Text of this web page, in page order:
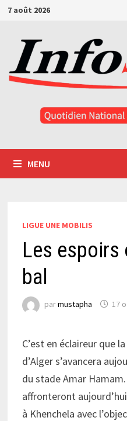
Passer
contenu
7 août 2026
MENU
LIGUE UNE MOBILIS
Les espoirs
bal
parmustapha 17
C’est en éclaireur que
d’Alger s’avancera
du stade Amar
affronteront aujourd’hui
à Khenchela avec